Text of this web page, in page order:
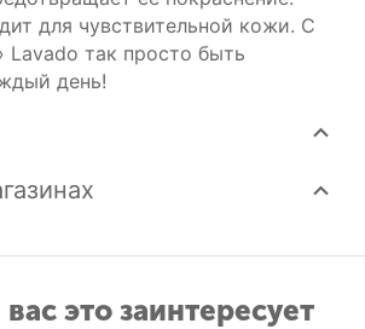
для чувствительной кожи. С
Lavado так просто быть
день!
это заинтересует